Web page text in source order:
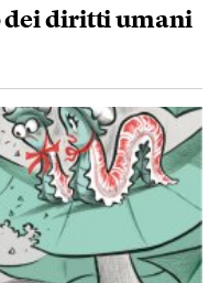
dei diritti umani